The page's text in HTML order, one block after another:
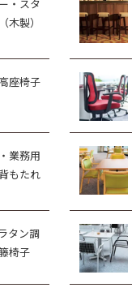
・スタ
木製）
座椅子
業務用
もたれ
タン調
椅子